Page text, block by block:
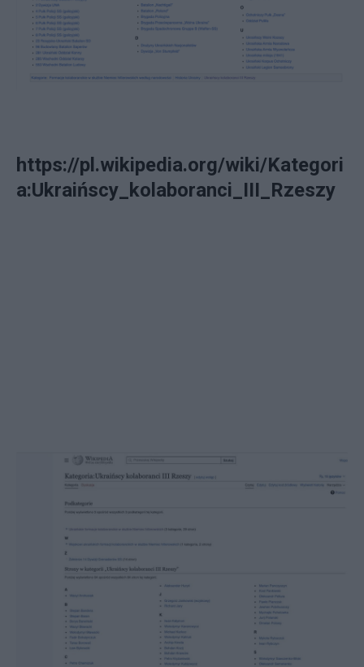
https://pl.wikipedia.org/wiki/Kategori
a:Ukraińscy_kolaboranci_III_Rzeszy